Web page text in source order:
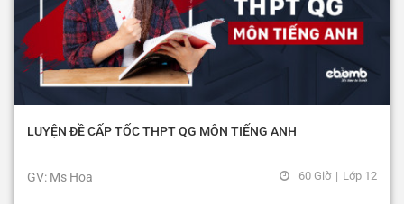
LUYỆN ĐỀ CẤP TỐC THPT QG MÔN TIẾNG ANH
GV: Ms Hoa 60 Giờ | Lớp 12